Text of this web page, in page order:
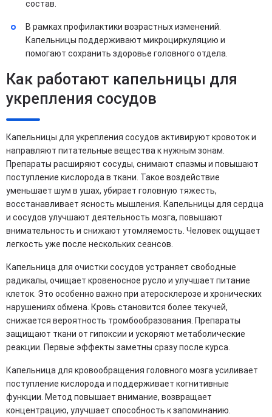
состав.
В рамках профилактики возрастных изменений.
Капельницы поддерживают микроциркуляцию и
помогают сохранить здоровье головного отдела.
Как работают капельницы для
укрепления сосудов
Капельницы для укрепления сосудов активируют кровоток и
направляют питательные вещества к нужным зонам.
Препараты расширяют сосуды, снимают спазмы и повышают
поступление кислорода в ткани. Такое воздействие
уменьшает шум в ушах, убирает головную тяжесть,
восстанавливает ясность мышления. Капельницы для сердца
и сосудов улучшают деятельность мозга, повышают
внимательность и снижают утомляемость. Человек ощущает
легкость уже после нескольких сеансов.
Капельница для очистки сосудов устраняет свободные
радикалы, очищает кровеносное русло и улучшает питание
клеток. Это особенно важно при атеросклерозе и хронических
нарушениях обмена. Кровь становится более текучей,
снижается вероятность тромбообразования. Препараты
защищают ткани от гипоксии и ускоряют метаболические
реакции. Первые эффекты заметны сразу после курса.
Капельница для кровообращения головного мозга усиливает
поступление кислорода и поддерживает когнитивные
функции. Метод повышает внимание, возвращает
концентрацию, улучшает способность к запоминанию.